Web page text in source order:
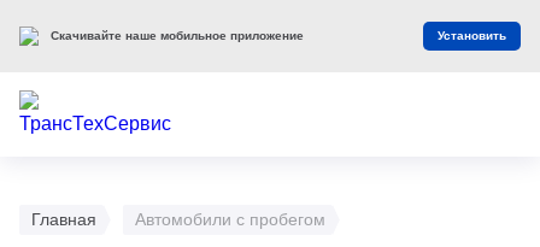
Главная Автомобили с пробегом
Скачивайте наше мобильное приложение Установить